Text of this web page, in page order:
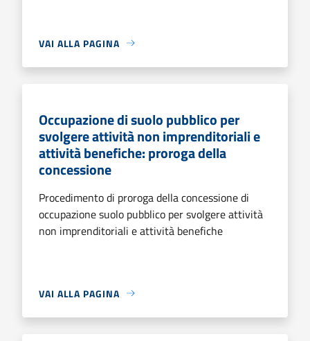
VAI ALLA PAGINA
Occupazione di suolo pubblico per
svolgere attività non imprenditoriali e
attività benefiche: proroga della
concessione
Procedimento di proroga della concessione di
occupazione suolo pubblico per svolgere attività
non imprenditoriali e attività benefiche
VAI ALLA PAGINA